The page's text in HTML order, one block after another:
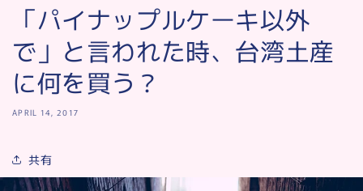
「パイナップルケーキ以外
で」と言われた時、台湾土産
に何を買う？
APRIL 14, 2017
共有